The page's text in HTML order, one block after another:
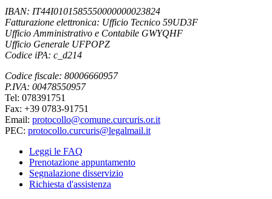
IBAN: IT44I0101585550000000023824
Fatturazione elettronica: Ufficio Tecnico 59UD3F
Ufficio Amministrativo e Contabile GWYQHF
Ufficio Generale UFPOPZ
Codice iPA: c_d214
Codice fiscale: 80006660957
P.IVA: 00478550957
Tel: 078391751
Fax: +39 0783-91751
Email: protocollo@comune.curcuris.or.it
PEC: protocollo.curcuris@legalmail.it
Leggi le FAQ
Prenotazione appuntamento
Segnalazione disservizio
Richiesta d'assistenza